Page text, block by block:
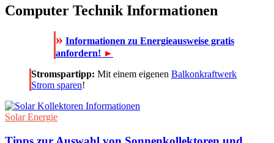
Computer Technik Informationen
» Informationen zu Energieausweise gratis
anfordern! ►
Stromspartipp: Mit einem eigenen Balkonkraftwerk
Strom sparen!
Solar Energie